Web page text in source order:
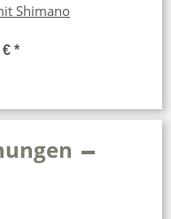
Shimano
€ *